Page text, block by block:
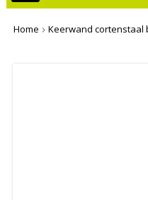
Home Keerwand cortenstaal